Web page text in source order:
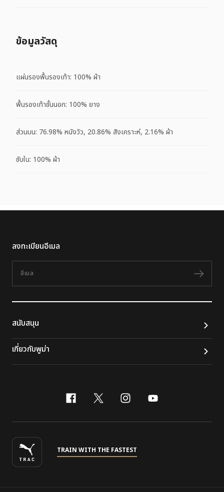
ข้อมูลวัสดุ
แผ่นรองพื้นรองเท้า: 100% ผ้า
พื้นรองเท้าชั้นนอก: 100% ยาง
ส่วนบน: 76.98% หนังวัว, 20.86% สังเคราะห์, 2.16% ผ้า
ซับใน: 100% ผ้า
ลงทะเบียนอีเมล
ติดต
สนับสนุน
เกี่ยวกับพูม่า
facebook
x-twitter
instagram
youtube
TRAIN WITH THE FASTEST